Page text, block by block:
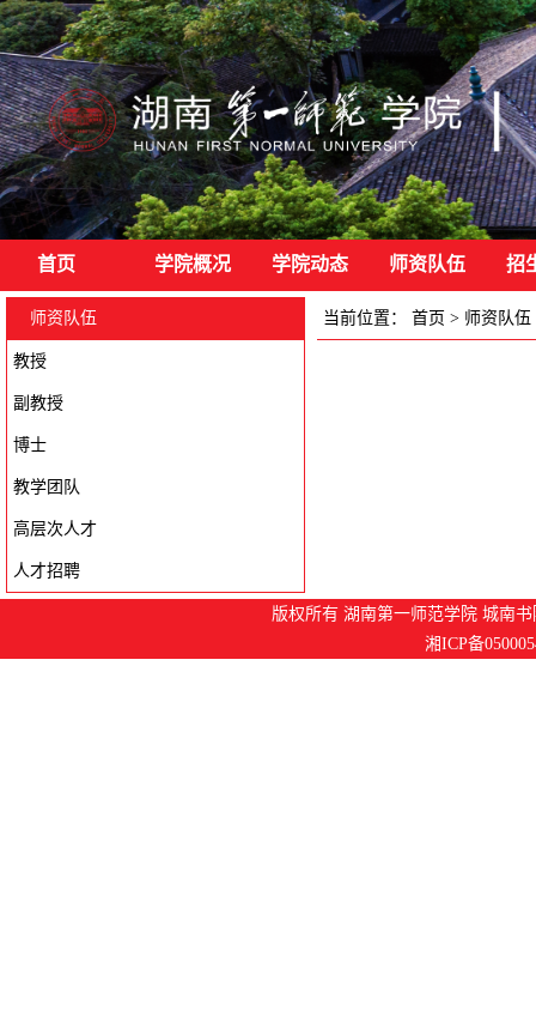
首页 学院概况 学院动态 师资队伍 招
师资队伍
教授
副教授
博士
教学团队
高层次人才
人才招聘
当前位置： 首页 > 师资队伍
版权所有 湖南第一师范学院 城南
湘ICP备